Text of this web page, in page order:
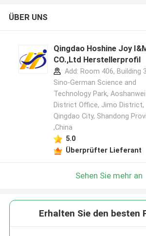
ÜBER UNS
Qingdao Hoshine Joy
CO.,Ltd Herstellerprofil
Add: Room 406, Building
Sino-German Science and
Technology Park,
District Office, Jimo District,
Qingdao City, Shandong
,China
5.0
Überprüfter Lieferant
Sehen Sie mehr an
Erhalten Sie den besten